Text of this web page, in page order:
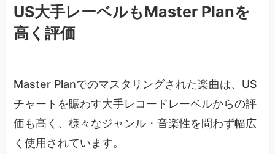
US大手レーベルもMaster Planを
高く評価
Master Planでのマスタリングされた楽曲は、US
チャートを賑わす大手レコードレーベルからの評
価も高く、様々なジャンル・音楽性を問わず幅広
く使用されています。